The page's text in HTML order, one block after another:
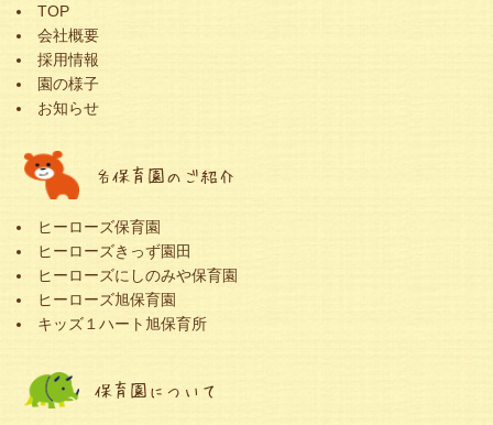
TOP
会社概要
採用情報
園の様子
お知らせ
各保育園のご紹介
ヒーローズ保育園
ヒーローズきっず園田
ヒーローズにしのみや保育園
ヒーローズ旭保育園
キッズ１ハート旭保育所
保育園について